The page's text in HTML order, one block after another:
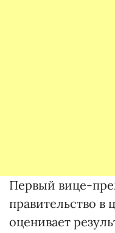
Первый вице-
правительство
оценивает